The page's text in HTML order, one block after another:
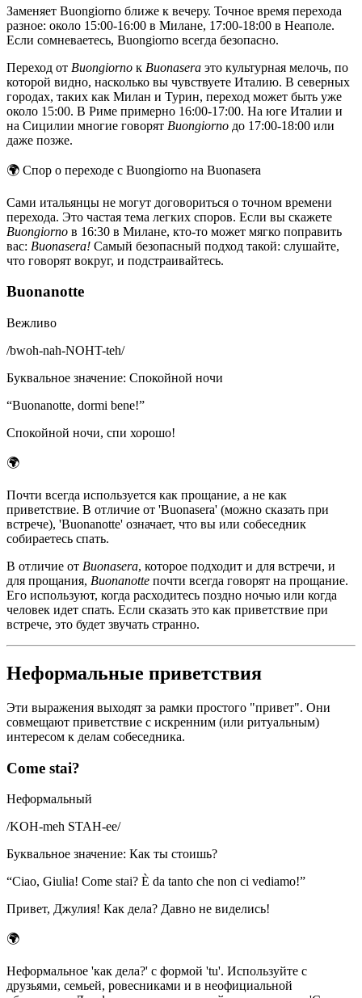
Заменяет Buongiorno ближе к вечеру. Точное время перехода
разное: около 15:00-16:00 в Милане, 17:00-18:00 в Неаполе.
Если сомневаетесь, Buongiorno всегда безопасно.
Переход от Buongiorno к Buonasera это культурная мелочь, по
которой видно, насколько вы чувствуете Италию. В северных
городах, таких как Милан и Турин, переход может быть уже
около 15:00. В Риме примерно 16:00-17:00. На юге Италии и
на Сицилии многие говорят Buongiorno до 17:00-18:00 или
даже позже.
🌍 Спор о переходе с Buongiorno на Buonasera
Сами итальянцы не могут договориться о точном времени
перехода. Это частая тема легких споров. Если вы скажете
Buongiorno в 16:30 в Милане, кто-то может мягко поправить
вас: Buonasera! Самый безопасный подход такой: слушайте,
что говорят вокруг, и подстраивайтесь.
Buonanotte
Вежливо
/bwoh-nah-NOHT-teh/
Буквальное значение: Спокойной ночи
“Buonanotte, dormi bene!”
Спокойной ночи, спи хорошо!
🌍
Почти всегда используется как прощание, а не как
приветствие. В отличие от 'Buonasera' (можно сказать при
встрече), 'Buonanotte' означает, что вы или собеседник
собираетесь спать.
В отличие от Buonasera, которое подходит и для встречи, и
для прощания, Buonanotte почти всегда говорят на прощание.
Его используют, когда расходитесь поздно ночью или когда
человек идет спать. Если сказать это как приветствие при
встрече, это будет звучать странно.
Неформальные приветствия
Эти выражения выходят за рамки простого "привет". Они
совмещают приветствие с искренним (или ритуальным)
интересом к делам собеседника.
Come stai?
Неформальный
/KOH-meh STAH-ee/
Буквальное значение: Как ты стоишь?
“Ciao, Giulia! Come stai? È da tanto che non ci vediamo!”
Привет, Джулия! Как дела? Давно не виделись!
🌍
Неформальное 'как дела?' с формой 'tu'. Используйте с
друзьями, семьей, ровесниками и в неофициальной